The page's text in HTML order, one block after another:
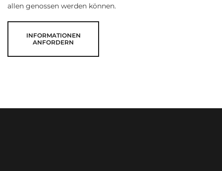
allen genossen werden können.
INFORMATIONEN
ANFORDERN